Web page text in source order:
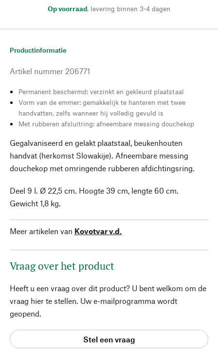
Op voorraad, levering binnen 3-4 dagen
Productinformatie
Artikel nummer 206771
Permanent beschermd: verzinkt en gekleurd plaatstaal
Vorm van de emmer: gemakkelijk te hanteren met twee
handvatten, zelfs wanneer hij volledig gevuld is
Met rubberen afsluitring: afneembare messing douchekop
Gegalvaniseerd en gelakt plaatstaal, beukenhouten
handvat (herkomst Slowakije). Afneembare messing
douchekop met omringende rubberen afdichtingsring.
Deel 9 l. Ø 22,5 cm. Hoogte 39 cm, lengte 60 cm.
Gewicht 1,8 kg.
Meer artikelen van Kovotvar v.d.
Vraag over het product
Heeft u een vraag over dit product? U bent welkom om de
vraag hier te stellen. Uw e-mailprogramma wordt
geopend.
Stel een vraag